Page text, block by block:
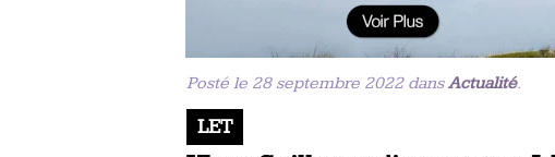
Posté le 28 septembre 2022 dansActualité.
LET